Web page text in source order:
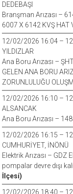
DEDEBAŞI
Branşman Arızası –
6007 X 6142 KVŞ HAT
12/02/2026 16:04 –
YILDIZLAR
Ana Boru Arızası –
GELEN ANA BORU
ZORUNLULUĞU
12/02/2026 16:10 –
ALSANCAK
Ana Boru Arızası –
12/02/2026 16:15 –
CUMHURİYET, İNÖNÜ
Elektrik Arızası – GDZ
pompalar devre dışı
İlçesi)
12/02/2026 18:40 –